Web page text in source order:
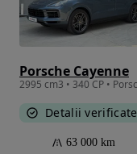
Porsche Cayenne
Detalii verificate
63 000 km